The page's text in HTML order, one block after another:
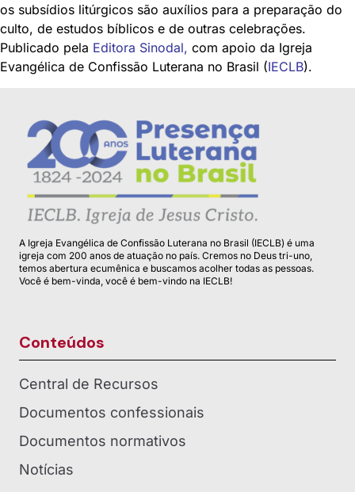
os subsídios litúrgicos são auxílios para a preparação do
culto, de estudos bíblicos e de outras celebrações.
Publicado pela Editora Sinodal, com apoio da Igreja
Evangélica de Confissão Luterana no Brasil (IECLB).
A Igreja Evangélica de Confissão Luterana no Brasil (IECLB) é uma
igreja com 200 anos de atuação no país. Cremos no Deus tri-uno,
temos abertura ecumênica e buscamos acolher todas as pessoas.
Você é bem-vinda, você é bem-vindo na IECLB!
Conteúdos
Central de Recursos
Documentos confessionais
Documentos normativos
Notícias